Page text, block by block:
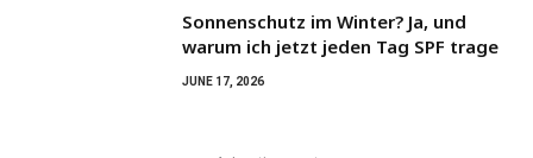
Sonnenschutz im Winter? Ja, und
warum ich jetzt jeden Tag SPF trage
JUNE 17, 2026